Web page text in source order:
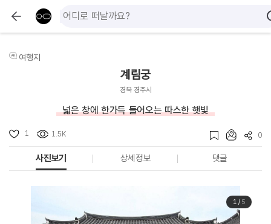
여행지
계림궁
경북 경주시
넓은 창에 한가득 들어오는 따스한 햇빛
1 1.5K 0
사진보기 상세정보 댓글
1/ 5